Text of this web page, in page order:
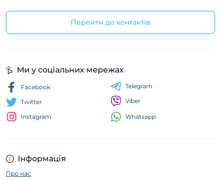
Перейти до контактів
Інформація
Про нас
Ми у соціальних мережах
Facebook
Twitter
Instagram
Telegram
Viber
Whatsapp